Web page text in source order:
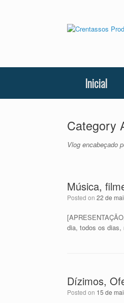
Inicial
Category
Vlog encabeçado
Música,
Posted on 22 de
dia, todos os
Dízimos,
Posted on 15 de